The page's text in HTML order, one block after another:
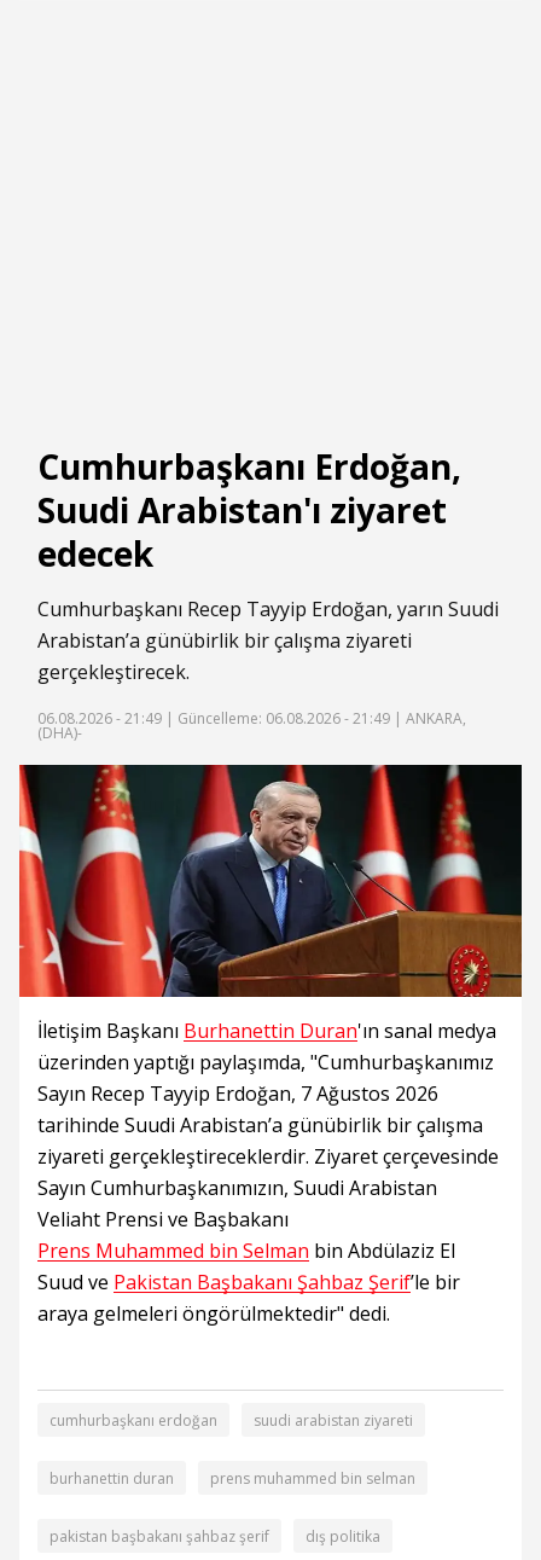
Cumhurbaşkanı Erdoğan,
Suudi Arabistan'ı ziyaret
edecek
Cumhurbaşkanı Recep Tayyip Erdoğan, yarın Suudi
Arabistan’a günübirlik bir çalışma ziyareti
gerçekleştirecek.
06.08.2026 - 21:49 | Güncelleme: 06.08.2026 - 21:49 | ANKARA,
(DHA)-
İletişim Başkanı Burhanettin Duran'ın sanal medya
üzerinden yaptığı paylaşımda, "Cumhurbaşkanımız
Sayın Recep Tayyip Erdoğan, 7 Ağustos 2026
tarihinde Suudi Arabistan’a günübirlik bir çalışma
ziyareti gerçekleştireceklerdir. Ziyaret çerçevesinde
Sayın Cumhurbaşkanımızın, Suudi Arabistan
Veliaht Prensi ve Başbakanı
Prens Muhammed bin Selman bin Abdülaziz El
Suud ve Pakistan Başbakanı Şahbaz Şerif’le bir
araya gelmeleri öngörülmektedir" dedi.
cumhurbaşkanı erdoğan suudi arabistan ziyareti
burhanettin duran prens muhammed bin selman
pakistan başbakanı şahbaz şerif dış politika